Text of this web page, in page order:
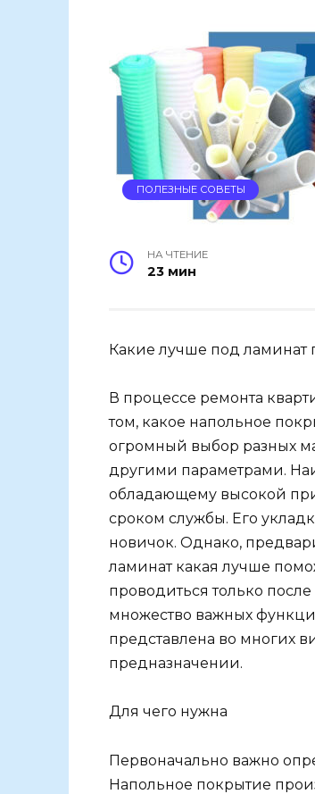
ПОЛЕЗНЫЕ СОВЕТЫ
НА ЧТЕНИЕ
23 мин
Какие лучше под ламинат
В процессе ремонта
том, какое напольное
огромный выбор разных
другими параметрами.
обладающему высокой
сроком службы. Его
новичок. Однако,
ламинат какая лучше
проводиться только
множество важных
представлена во многих
предназначении.
Для чего нужна
Первоначально важно
Напольное покрытие